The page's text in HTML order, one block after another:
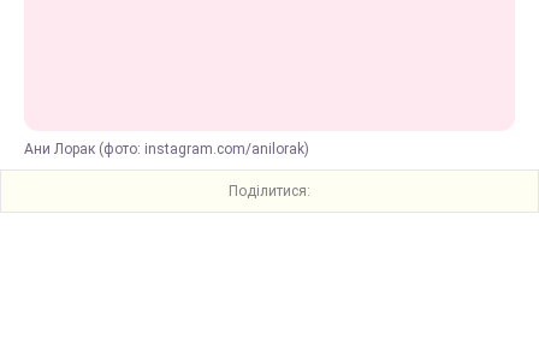
Ани Лорак (фото: instagram.com/anilorak)
Поділитися: